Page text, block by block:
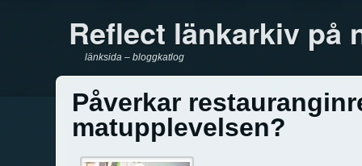
Reflect länkarkiv på
länksida – bloggkatlog
Påverkar
matupplevelsen?